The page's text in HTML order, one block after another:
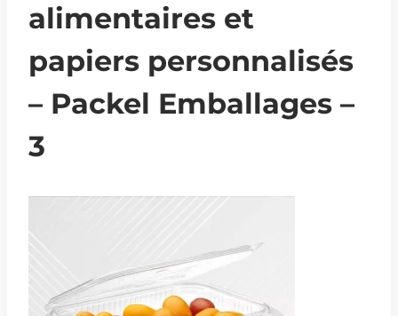
alimentaires et
papiers personnalisés
– Packel Emballages –
3